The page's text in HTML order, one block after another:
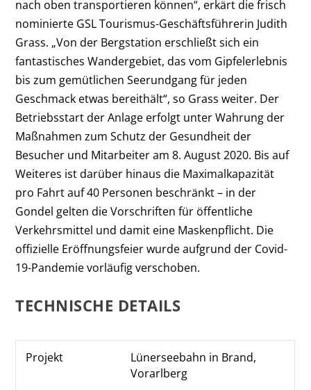
nach oben transportieren können“, erkärt die frisch
nominierte GSL Tourismus-Geschäftsführerin Judith
Grass. „Von der Bergstation erschließt sich ein
fantastisches Wandergebiet, das vom Gipfelerlebnis
bis zum gemütlichen Seerundgang für jeden
Geschmack etwas bereithält“, so Grass weiter. Der
Betriebsstart der Anlage erfolgt unter Wahrung der
Maßnahmen zum Schutz der Gesundheit der
Besucher und Mitarbeiter am 8. August 2020. Bis auf
Weiteres ist darüber hinaus die Maximalkapazität
pro Fahrt auf 40 Personen beschränkt – in der
Gondel gelten die Vorschriften für öffentliche
Verkehrsmittel und damit eine Maskenpflicht. Die
offizielle Eröffnungsfeier wurde aufgrund der Covid-
19-Pandemie vorläufig verschoben.
TECHNISCHE DETAILS
Projekt
Lünerseebahn in Brand,
Vorarlberg